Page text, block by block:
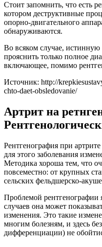
Стоит запомнить, что есть
котором деструктивные
опорно-двигательного
обнаруживаются.
Во всяком случае,
прояснить только полное
включающее, помимо
Источник: http://
chto-daet-obsledovanie/
Артрит на
Рентгенография при
для этого заболевания
Методика хороша тем, что
повсеместно: от крупных
сельских фельдшерско-
Проблемой рентгенографии
случаев она может
изменения. Это такие
многим болезням, и здесь
дифференциации) не